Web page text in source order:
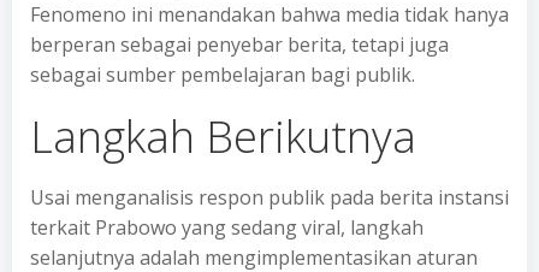
Fenomeno ini menandakan bahwa media tidak hanya
berperan sebagai penyebar berita, tetapi juga
sebagai sumber pembelajaran bagi publik.
Langkah Berikutnya
Usai menganalisis respon publik pada berita instansi
terkait Prabowo yang sedang viral, langkah
selanjutnya adalah mengimplementasikan aturan